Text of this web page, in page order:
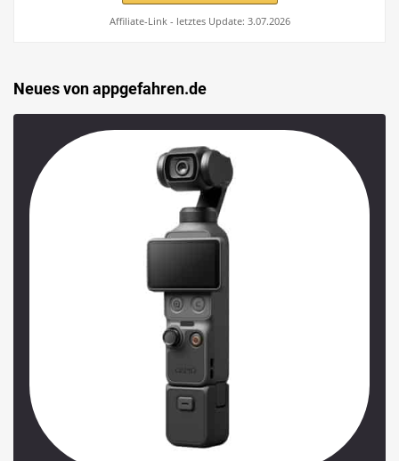
Affiliate-Link - letztes Update: 3.07.2026
Neues von appgefahren.de